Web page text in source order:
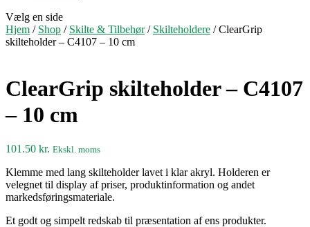
Vælg en side
Hjem / Shop / Skilte & Tilbehør/ Skilteholdere / ClearGrip
skilteholder – C4107 – 10 cm
ClearGrip skilteholder – C4107
– 10 cm
101.50 kr. Ekskl. moms
Klemme med lang skilteholder lavet i klar akryl. Holderen er
velegnet til display af priser, produktinformation og andet
markedsføringsmateriale.
Et godt og simpelt redskab til præsentation af ens produkter.